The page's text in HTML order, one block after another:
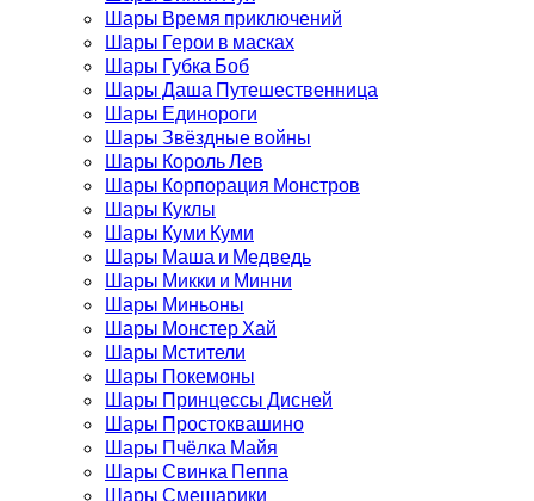
Шары Время приключений
Шары Герои в масках
Шары Губка Боб
Шары Даша Путешественница
Шары Единороги
Шары Звёздные войны
Шары Король Лев
Шары Корпорация Монстров
Шары Куклы
Шары Куми Куми
Шары Маша и Медведь
Шары Микки и Минни
Шары Миньоны
Шары Монстер Хай
Шары Мстители
Шары Покемоны
Шары Принцессы Дисней
Шары Простоквашино
Шары Пчёлка Майя
Шары Свинка Пеппа
Шары Смешарики